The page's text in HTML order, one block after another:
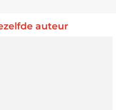
auteur